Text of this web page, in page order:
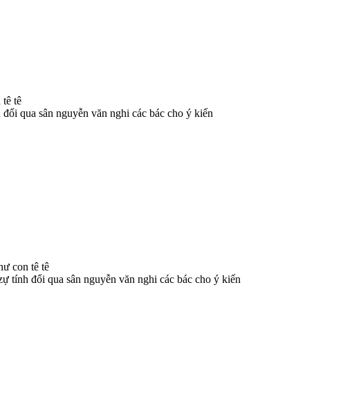
tê tê
qua sân nguyễn văn nghi các bác cho ý kiến
con tê tê
tính đổi qua sân nguyễn văn nghi các bác cho ý kiến